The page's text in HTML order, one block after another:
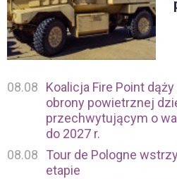
08.08
Koalicja Fire Point
obrony powietrznej
przechwytującym o
do 2027 r.
08.08
Tour de Pologne
etapie